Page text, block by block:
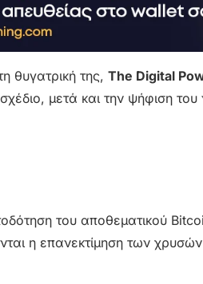
θυγατρική της, The Digital
μετά και την ψήφιση
του αποθεματικού
η επανεκτίμηση των χρυσών